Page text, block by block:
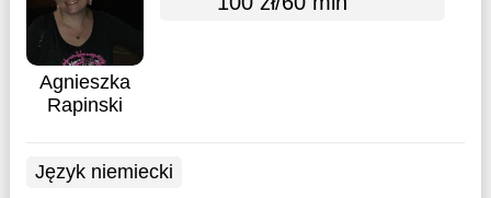
Agnieszka
Rapinski
Język niemiecki